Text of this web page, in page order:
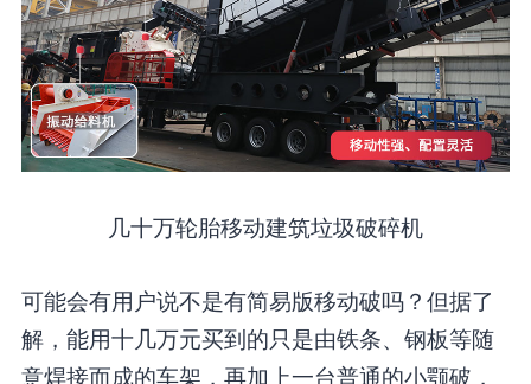
几十万轮胎移动建筑垃圾破碎机
可能会有用户说不是有简易版移动破吗？但据了
解，能用十几万元买到的只是由铁条、钢板等随
意焊接而成的车架，再加上一台普通的小颚破，